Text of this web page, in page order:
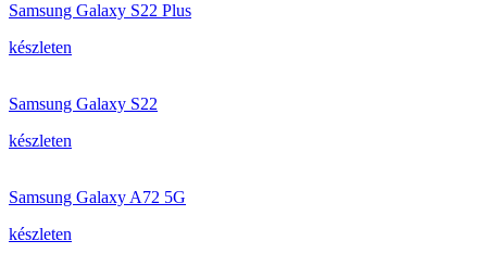
Samsung Galaxy S22 Plus
készleten
Samsung Galaxy S22
készleten
Samsung Galaxy A72 5G
készleten